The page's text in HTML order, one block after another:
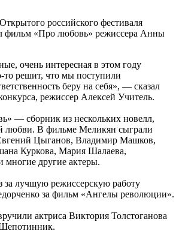
российского фестиваля
фильм «Про любовь» режиссера Анны
очень интересная в этом году
то решит, что мы поступили
беру на себя», — сказал
режиссер Алексей Учитель.
— сборник из нескольких новелл,
любви. В фильме Меликян сыграли
Цыганов, Владимир Машков,
Куркова, Мария Шалаева,
многие другие актеры.
за лучшую режиссерскую работу
за фильм «Ангелы революции».
актриса Виктория Толстоганова